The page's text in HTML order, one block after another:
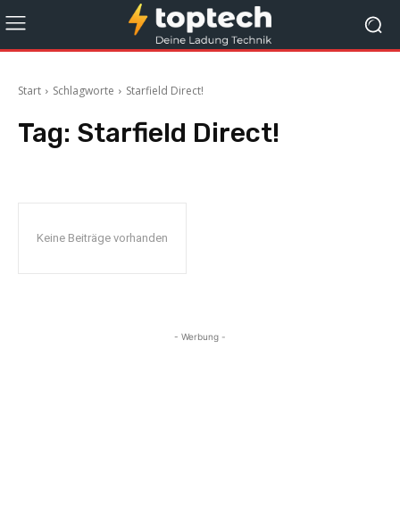
Start Schlagworte Starfield Direct!
Tag: Starfield Direct!
Keine Beiträge vorhanden
- Werbung -